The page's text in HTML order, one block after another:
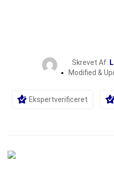
Skrevet Af:
Modified &
Ekspertverificeret